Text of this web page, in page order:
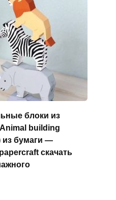
блоки из
building
из бумаги —
скачать